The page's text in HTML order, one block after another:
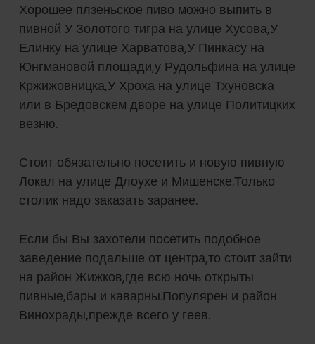
Хорошее плзеньское пиво можно выпить в
пивной У Золотого тигра на улице Хусова,У
Елинку на улице Харватова,У Пинкасу на
Юнгмановой площади,у Рудольфина на улице
Кржижовницка,У Хроха на улице Тхуновска
или в Бредовскем дворе на улице Политицких
везню.
Стоит обязательно посетить и новую пивную
Локал на улице Длоухе и Мишенске.Только
столик надо заказать заранее.
Если бы Вы захотели посетить подобное
заведение подальше от центра,то стоит зайти
на район Жижков,где всю ночь открыты
пивные,бары и каварны.Популярен и район
Винохрады,прежде всего у геев.